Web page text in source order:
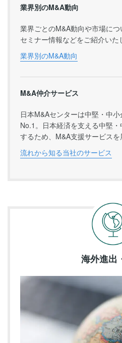
業界別のM&A動向
業界ごとのM&A動向や市場に
セミナー情報などをご紹介いた
業界別のM&A動向
M&A仲介サービス
日本M&Aセンターは中堅・中
No.1。日本経済を支える中堅
するため、M&A支援サービスを
流れから知る当社のサービス
海外進出